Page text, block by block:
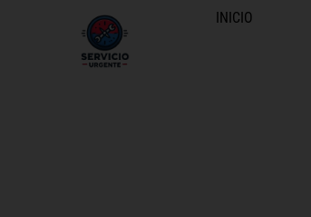
INICIO